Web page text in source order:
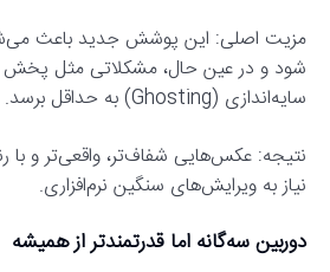
مزیت اصلی: این پوشش جدید باعث
سایه‌اندازی (Ghosting) به حداقل برسد.
نتیجه: عکس‌هایی شفاف‌تر، واقعی‌تر و با
نیاز به ویرایش‌های سنگین نرم‌افزاری.
دوربین سه‌گانه اما قدرتمندتر از همیشه